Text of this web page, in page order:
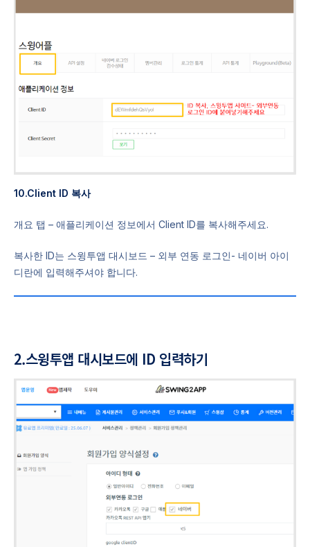
10.Client ID 복사
개요 탭 – 애플리케이션 정보에서 Client ID를 복사해주세요.
복사한 ID는 스윙투앱 대시보드 – 외부 연동 로그인- 네이버 아이
디란에 입력해주셔야 합니다.
2.스윙투앱 대시보드에 ID 입력하기